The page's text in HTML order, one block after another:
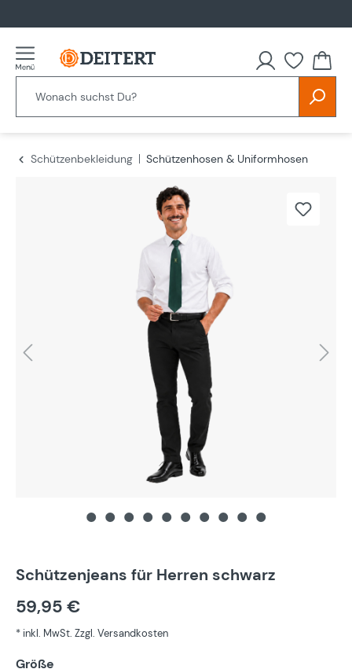
Schützenbekleidung
Schützenhosen & Uniformhosen
Schützenjeans für Herren schwarz
59,95 €
* inkl. MwSt. Zzgl. Versandkosten
Größe